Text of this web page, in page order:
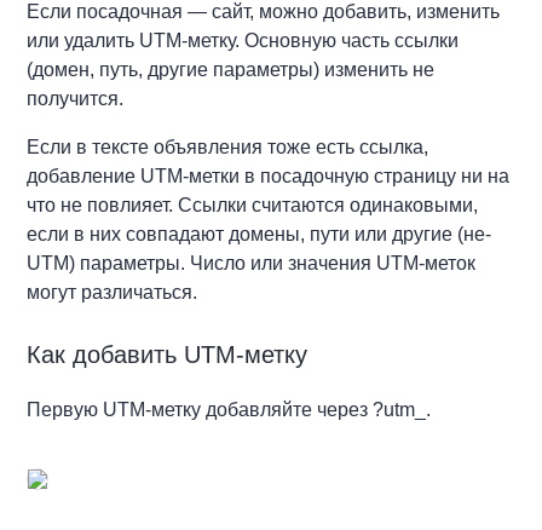
Если посадочная — сайт, можно добавить, изменить
или удалить UTM-метку. Основную часть ссылки
(домен, путь, другие параметры) изменить не
получится.
Если в тексте объявления тоже есть ссылка,
добавление UTM-метки в посадочную страницу ни на
что не повлияет. Ссылки считаются одинаковыми,
если в них совпадают домены, пути или другие (не-
UTM) параметры. Число или значения UTM-меток
могут различаться.
Как добавить UTM-метку
Первую UTM-метку добавляйте через ?utm_.